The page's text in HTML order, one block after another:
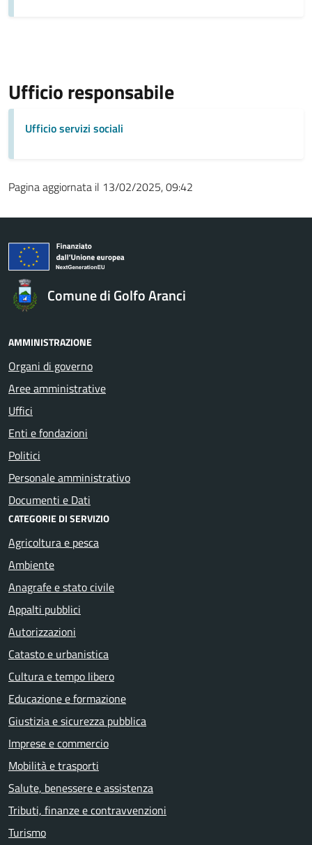
Ufficio responsabile
Ufficio servizi sociali
Pagina aggiornata il 13/02/2025, 09:42
Comune di Golfo Aranci
AMMINISTRAZIONE
Organi di governo
Aree amministrative
Uffici
Enti e fondazioni
Politici
Personale amministrativo
Documenti e Dati
CATEGORIE DI SERVIZIO
Agricoltura e pesca
Ambiente
Anagrafe e stato civile
Appalti pubblici
Autorizzazioni
Catasto e urbanistica
Cultura e tempo libero
Educazione e formazione
Giustizia e sicurezza pubblica
Imprese e commercio
Mobilità e trasporti
Salute, benessere e assistenza
Tributi, finanze e contravvenzioni
Turismo